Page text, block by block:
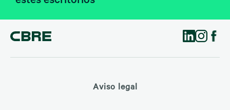
Aviso legal